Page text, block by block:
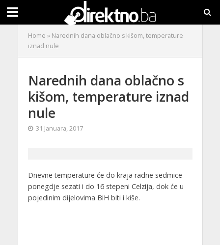
Home » Narednih dana oblačno s kišom, temperature
iznad nule
Narednih dana oblačno s
kišom, temperature iznad
nule
31 Januara, 2017
Dnevne temperature će do kraja radne sedmice
ponegdje sezati i do 16 stepeni Celzija, dok će u
pojedinim dijelovima BiH biti i kiše.